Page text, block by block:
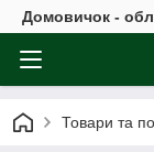
Домовичок -
Товари та